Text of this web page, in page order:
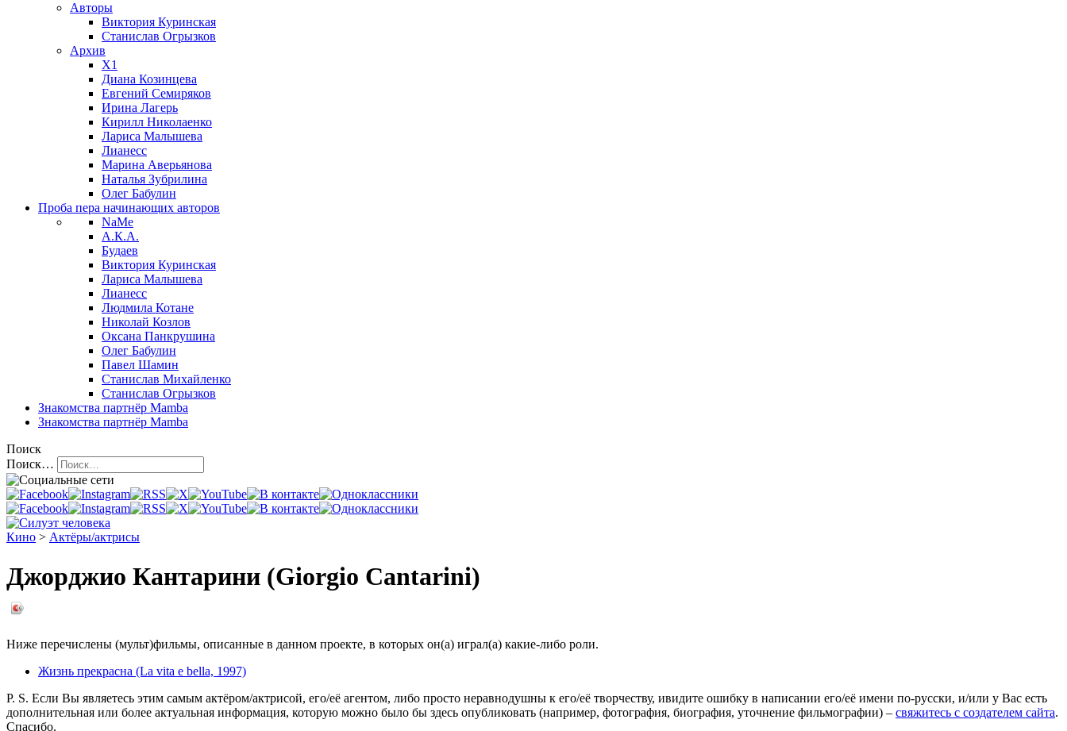
Авторы
Виктория Куринская
Станислав Огрызков
Архив
X1
Диана Козинцева
Евгений Семиряков
Ирина Лагерь
Кирилл Николаенко
Лариса Малышева
Лианесс
Марина Аверьянова
Наталья Зубрилина
Олег Бабулин
Проба пера начинающих авторов
NaMe
А.К.А.
Будаев
Виктория Куринская
Лариса Малышева
Лианесс
Людмила Котане
Николай Козлов
Оксана Панкрушина
Олег Бабулин
Павел Шамин
Станислав Михайленко
Станислав Огрызков
Знакомства партнёр Mamba
Знакомства партнёр Mamba
Поиск
Поиск…
Кино > Актёры/актрисы
Джорджио Кантарини (Giorgio Cantarini)
Ниже перечислены (мульт)фильмы, описанные в данном проекте, в которых он(а) играл(а) какие-либо роли.
Жизнь прекрасна (La vita e bella, 1997)
P. S. Если Вы являетесь этим самым актёром/актрисой, его/её агентом, либо просто неравнодушны к его/её творчеству, ивидите ошибку в написании его/её имени по-русски, и/или у Вас есть
дополнительная или более актуальная информация, которую можно было бы здесь опубликовать (например, фотография, биография, уточнение фильмографии) – свяжитесь с создателем сайта.
Спасибо.